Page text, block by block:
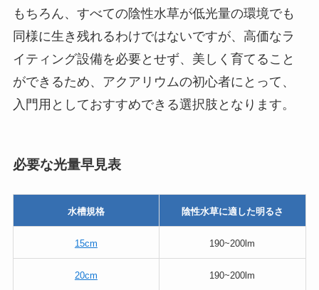
もちろん、すべての陰性水草が低光量の環境でも
同様に生き残れるわけではないですが、高価なラ
イティング設備を必要とせず、美しく育てること
ができるため、アクアリウムの初心者にとって、
入門用としておすすめできる選択肢となります。
必要な光量早見表
水槽規格 陰性水草に適した明るさ
15cm 190~200lm
20cm 190~200lm